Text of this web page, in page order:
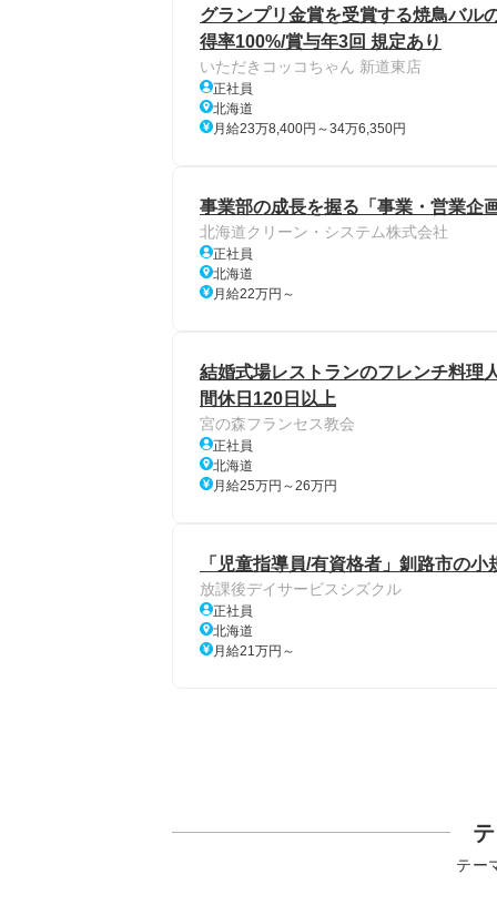
グランプリ金賞を受賞する焼鳥バル
得率100%/賞与年3回 規定あり
いただきコッコちゃん 新道東店
正社員
北海道
月給23万8,400円～34万6,350円
事業部の成長を握る「事業・営業企
北海道クリーン・システム株式会社
正社員
北海道
月給22万円～
結婚式場レストランのフレンチ料理
間休日120日以上
宮の森フランセス教会
正社員
北海道
月給25万円～26万円
「児童指導員/有資格者」釧路市の
放課後デイサービスシズクル
正社員
北海道
月給21万円～
テー